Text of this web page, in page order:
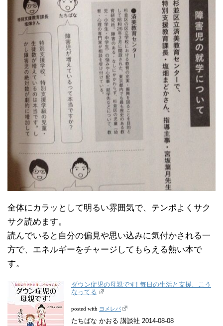
全体にカラッとして明るい雰囲気で、テンポよくサク
サク読めます。
読んでいると自分の偏見や思い込みに気付かされる一
方で、エネルギーをチャージしてもらえる熱い本で
す。
ダウン症児の母親です! 毎日の生活と支援、こう
なってる
posted with ヨメレバ
たちばな かおる 講談社 2014-08-08